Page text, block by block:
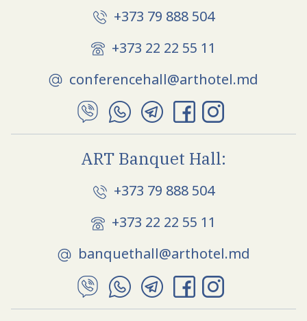
+373 79 888 504
+373 22 22 55 11
сonferencehall@arthotel.md
ART Banquet Hall:
+373 79 888 504
+373 22 22 55 11
banquethall@arthotel.md